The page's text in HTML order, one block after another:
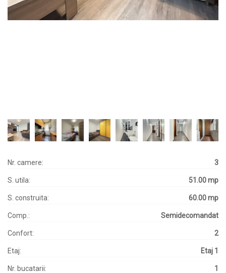
Nr. camere: 3
S. utila: 51.00 mp
S. construita: 60.00 mp
Comp.: Semidecomandat
Confort: 2
Etaj: Etaj 1
Nr. bucatarii: 1